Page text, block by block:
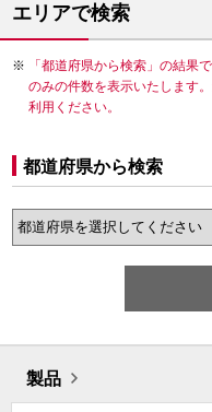
エリアで検索
「都道府県から検索」の結果
のみの件数を表示いたします
利用ください。
都道府県から検索
製品